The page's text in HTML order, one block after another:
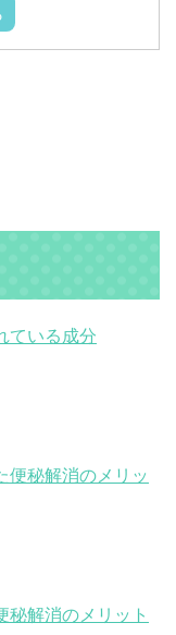
ている成分
便秘解消のメリッ
秘解消のメリット